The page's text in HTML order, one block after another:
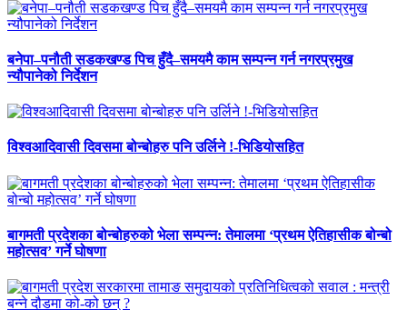
बनेपा–पनौती सडकखण्ड पिच हुँदै–समयमै काम सम्पन्न गर्न नगरप्रमुख
न्यौपानेको निर्देशन
विश्वआदिवासी दिवसमा बोन्बोहरु पनि उर्लिने !-भिडियोसहित
बागमती प्रदेशका बोन्बोहरुको भेला सम्पन्न: तेमालमा ‘प्रथम ऐतिहासीक बोन्बो
महोत्सव’ गर्ने घोषणा